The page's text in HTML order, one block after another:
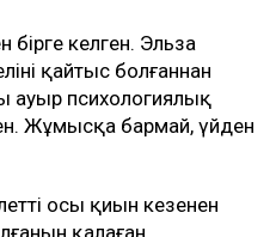
бірге келген. Эльза
қайтыс болғаннан
ауыр психологиялық
Жұмысқа бармай, үйден
осы қиын кезеңнен